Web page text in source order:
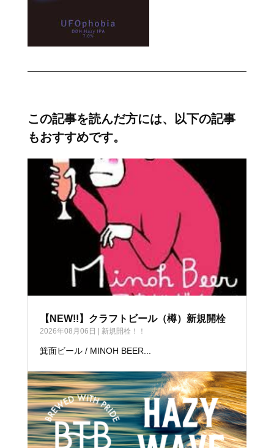
この記事を読んだ方には、以下の記事
もおすすめです。
【NEW!!】クラフトビール（樽）新規開栓
2026年08月06日 | 新規開栓！！
箕面ビール / MINOH BEER...